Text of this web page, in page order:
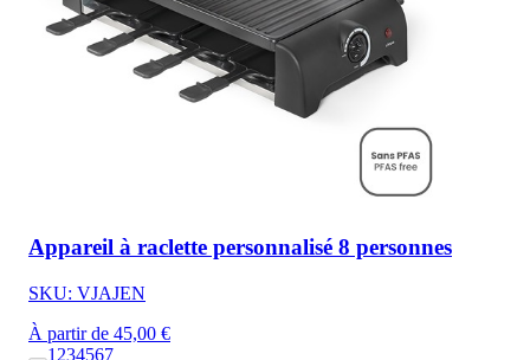
Appareil à raclette personnalisé 8 personnes
SKU: VJAJEN
À partir de 45,00 €
1 234567